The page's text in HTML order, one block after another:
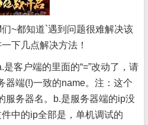
~都知道`遇到问题很难解决该
下几点解决方法！
客户端的里面的“=”改动了，请
器端(!)一致的name。注：这个
服务器名。b.是服务器端的ip没
中的ip全部是，单机调试的